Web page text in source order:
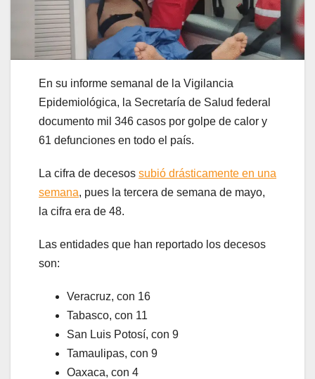
En su informe semanal de la Vigilancia
Epidemiológica, la Secretaría de Salud federal
documento mil 346 casos por golpe de calor y
61 defunciones en todo el país.
La cifra de decesos subió drásticamente en una
semana, pues la tercera de semana de mayo,
la cifra era de 48.
Las entidades que han reportado los decesos
son:
Veracruz, con 16
Tabasco, con 11
San Luis Potosí, con 9
Tamaulipas, con 9
Oaxaca, con 4